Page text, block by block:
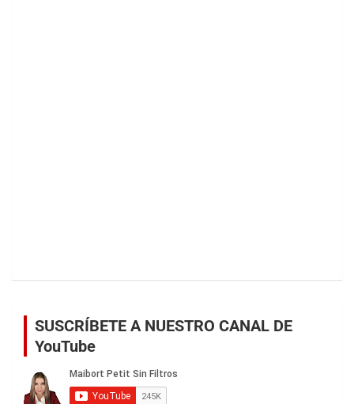
SUSCRÍBETE A NUESTRO CANAL DE
YouTube